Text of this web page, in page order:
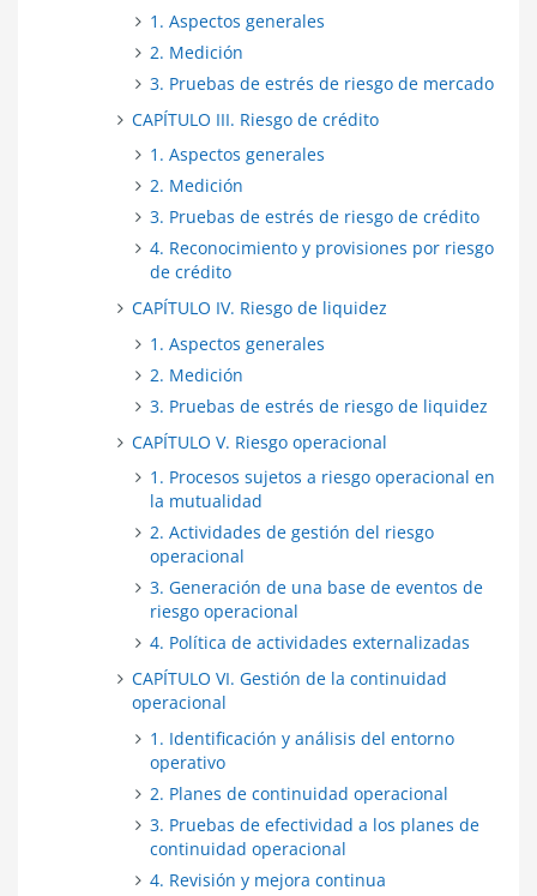
1. Aspectos generales
2. Medición
3. Pruebas de estrés de riesgo de mercado
CAPÍTULO III. Riesgo de crédito
1. Aspectos generales
2. Medición
3. Pruebas de estrés de riesgo de crédito
4. Reconocimiento y provisiones por riesgo
de crédito
CAPÍTULO IV. Riesgo de liquidez
1. Aspectos generales
2. Medición
3. Pruebas de estrés de riesgo de liquidez
CAPÍTULO V. Riesgo operacional
1. Procesos sujetos a riesgo operacional en
la mutualidad
2. Actividades de gestión del riesgo
operacional
3. Generación de una base de eventos de
riesgo operacional
4. Política de actividades externalizadas
CAPÍTULO VI. Gestión de la continuidad
operacional
1. Identificación y análisis del entorno
operativo
2. Planes de continuidad operacional
3. Pruebas de efectividad a los planes de
continuidad operacional
4. Revisión y mejora continua